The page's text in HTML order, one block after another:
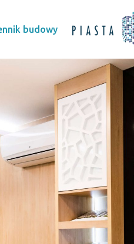
budowy